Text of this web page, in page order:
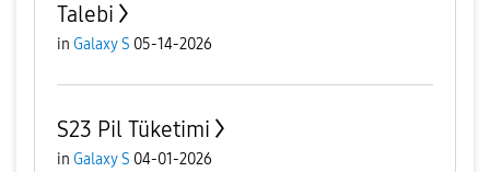
Talebi
in Galaxy S 05-14-2026
S23 Pil Tüketimi
in Galaxy S 04-01-2026